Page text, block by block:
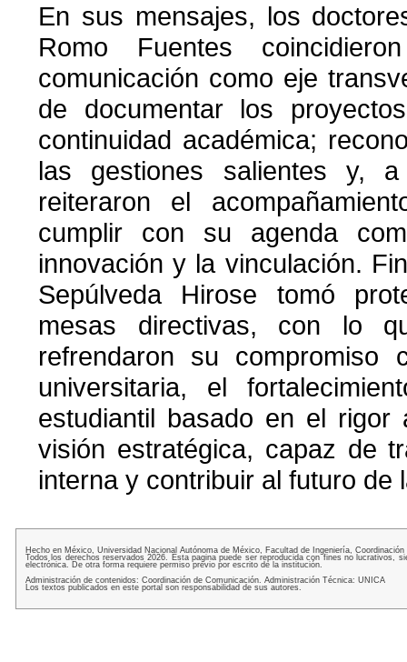
En sus mensajes, los
Romo Fuentes
comunicación como eje
de documentar los
continuidad académica;
las gestiones salientes y,
reiteraron el
cumplir con su agenda
innovación y la vinculación.
Sepúlveda Hirose tomó
mesas directivas, con lo
refrendaron su compromiso
universitaria, el
estudiantil basado en el rigor
visión estratégica, capaz de
interna y contribuir al futuro de
Hecho en México, Universidad Nacional Autónoma de México, Facultad de Ingeniería,
Todos los derechos reservados 2026. Esta pagina puede ser reproducida con fines no lucrativos,
electrónica. De otra forma requiere permiso previo por escrito de la institución.
Administración de contenidos: Coordinación de Comunicación. Administración Técnica: UNICA
Los textos publicados en este portal son responsabilidad de sus autores.